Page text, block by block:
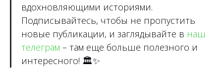
вдохновляющими историями.
Подписывайтесь, чтобы не пропустить
новые публикации, и заглядывайте в наш
телеграм – там еще больше полезного и
интересного! 🏛✨